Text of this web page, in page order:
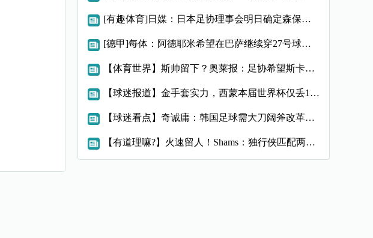
[有趣体育]日媒：日本足协理事会明日确定森保一续约半年，提案
[德甲]每体：阿德耶米希望在巴萨继续穿27号球衣，但西甲规则
【体育世界】斯帅留下？奥莱报：足协希望斯卡洛尼继续执教，相信
【球迷报道】金手套实力，西蒙本届世界杯仅丢1球，近16场代表
【球迷看点】奇诚庸：韩国足球需大刀阔斧改革，从业者必须清醒过
【有道理嘛?】火速留人！Shams：独行侠匹配两年470万报